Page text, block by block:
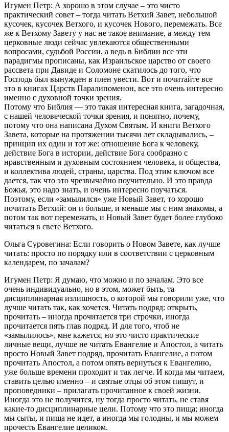
Игумен Петр: А хорошо в этом случае – это чисто
практический совет – тогда читать Ветхий Завет, небольшой
кусочек, кусочек Ветхого, и кусочек Нового, перемежать. Все
же к Ветхому Завету у нас не такое внимание, а между тем
церковные люди сейчас увлекаются общественными
вопросами, судьбой России, а ведь в Библии все эти
парадигмы прописаны, как Израильское царство от своего
рассвета при Давиде и Соломоне скатилось до того, что
Господь был вынужден в плен увести. Вот и почитайте все
это в книгах Царств Паралипоменон, все это очень интересно
именно с духовной точки зрения.
Потому что Библия — это такая интересная книга, загадочная,
с нашей человеческой точки зрения, и понятно, почему,
потому что она написана Духом Святым. И книги Ветхого
Завета, которые на протяжении тысячи лет складывались, –
принцип их один и тот же: отношение Бога к человеку,
действие Бога в истории, действие Бога сообразно с
нравственным и духовным состоянием человека, и общества,
и коллектива людей, страны, царства. Под этим ключом все
дается, так что это чрезвычайно поучительно. И это правда
Божья, это надо знать, и очень интересно поучаться.
Поэтому, если «замылился» уже Новый Завет, то хорошо
почитать Ветхий: он и больше, и меньше мы с ним знакомы, а
потом так вот перемежать, и Новый Завет будет более глубоко
читаться в свете Ветхого.
Ольга Суровегина: Если говорить о Новом Завете, как лучше
читать: просто по порядку или в соответствии с церковным
календарем, по зачалам?
Игумен Петр: Я думаю, что можно и по зачалам. Это все
очень индивидуально, но в этом, может быть, та
дисциплинарная излишность, о которой мы говорили уже, что
лучше читать так, как хочется. Читать подряд: открыть,
прочитать – иногда прочитается три строчки, иногда
прочитается пять глав подряд. И для того, чтоб не
«замылилось», мне кажется, но это чисто практические
личные вещи, лучше не читать Евангелие и Апостол, а читать
просто Новый Завет подряд, прочитать Евангелие, а потом
прочитать Апостол, а потом опять вернуться к Евангелию,
уже больше времени проходит и так легче. И когда мы читаем,
ставить целью именно – и святые отцы об этом пишут, и
проповедники – прилагать прочитанное к своей жизни.
Иногда это не получится, ну тогда просто читать, не ставя
какие-то дисциплинарные цели. Потому что это пища; иногда
мы сыты, и пища не идет, а иногда мы голодны, и мы можем
прочесть Евангелие целиком.